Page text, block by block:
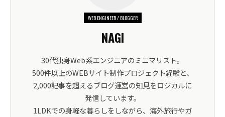
WEB ENGINEER / BLOGGER
NAGI
30代独身Web系エンジニアのミニマリスト。
500件以上のWEBサイト制作プロジェクト経験と、
2,000記事を超えるブログ運営の知見をロジカルに
発信しています。
1LDKでの身軽な暮らしをしながら、海外旅行やガ